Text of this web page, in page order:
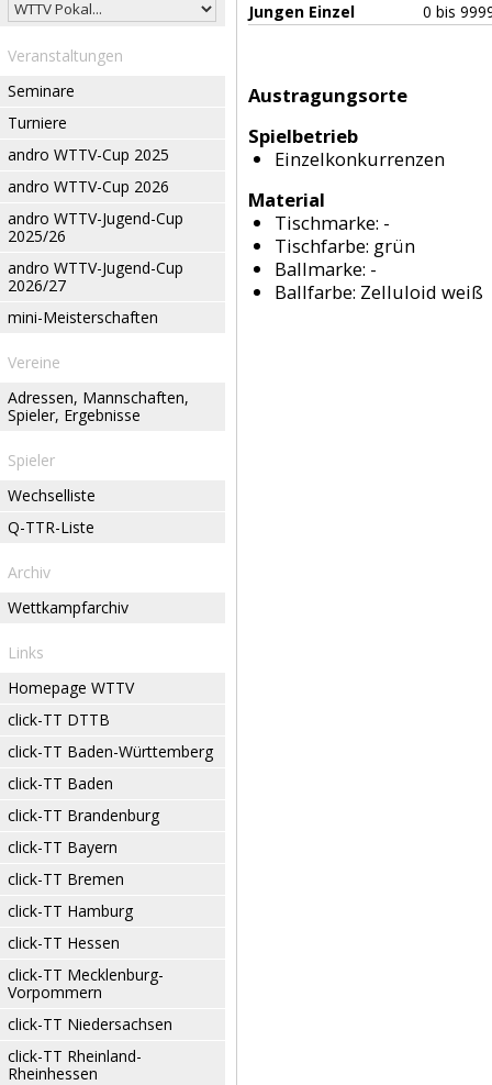
Veranstaltungen
Seminare
Turniere
andro WTTV-Cup 2025
andro WTTV-Cup 2026
andro WTTV-Jugend-Cup
2025/26
andro WTTV-Jugend-Cup
2026/27
mini-Meisterschaften
Vereine
Adressen, Mannschaften,
Spieler, Ergebnisse
Spieler
Wechselliste
Q-TTR-Liste
Archiv
Wettkampfarchiv
Links
Homepage WTTV
click-TT DTTB
click-TT Baden-Württemberg
click-TT Baden
click-TT Brandenburg
click-TT Bayern
click-TT Bremen
click-TT Hamburg
click-TT Hessen
click-TT Mecklenburg-
Vorpommern
click-TT Niedersachsen
click-TT Rheinland-
Rheinhessen
Jungen Einzel 0 bis
Austragungsorte
Spielbetrieb
Einzelkonkurrenzen
Material
Tischmarke: -
Tischfarbe: grün
Ballmarke: -
Ballfarbe: Zelluloid weiß